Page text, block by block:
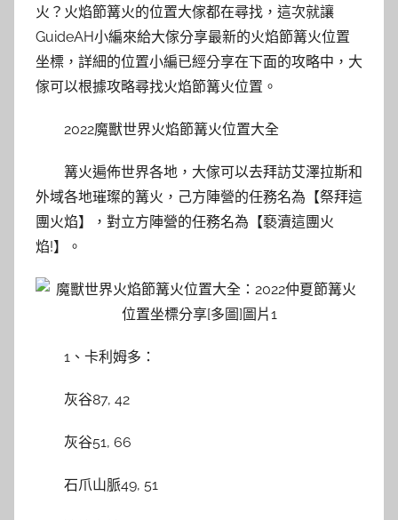
火？火焰節篝火的位置大傢都在尋找，這次就讓
GuideAH小編來給大傢分享最新的火焰節篝火位置
坐標，詳細的位置小編已經分享在下面的攻略中，大
傢可以根據攻略尋找火焰節篝火位置。
2022魔獸世界火焰節篝火位置大全
篝火遍佈世界各地，大傢可以去拜訪艾澤拉斯和
外域各地璀璨的篝火，己方陣營的任務名為【祭拜這
團火焰】，對立方陣營的任務名為【褻瀆這團火
焰!】。
1、卡利姆多：
灰谷87, 42
灰谷51, 66
石爪山脈49, 51